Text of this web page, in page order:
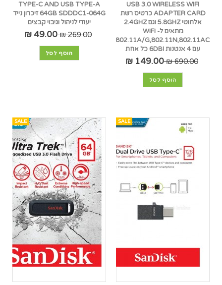
USB 3.0 WIRELESS WIFI
ADAPTER CARD כרטיס רשת
אלחוטי 5.8GHZ וגם 2.4GHZ
מתאים ל- WIFI
802.11A/G,802.11N,802.11AC
עם 4 אנטנות 6DBI כל אחת
690.00 ₪
149.00 ₪
הוסף לסל
TYPE-C AND USB TYPE-A
64GB SDDDC1-064G זיכרון נייד
יעודי לניהול וגיבוי קבצים
269.00 ₪
49.00 ₪
הוסף לסל
SALE
SALE